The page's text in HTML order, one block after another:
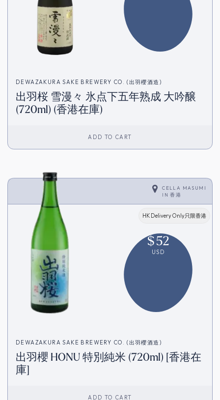
DEWAZAKURA SAKE BREWERY CO. (出羽櫻酒造)
出羽桜 雪漫々 氷点下五年熟成 大吟醸
(720ml) (香港在庫)
ADD TO CART
CELLA MASUMI
IN香港
HK Delivery Only只限香港
$52
USD
DEWAZAKURA SAKE BREWERY CO. (出羽櫻酒造)
出羽櫻 HONU 特別純米 (720ml) [香港在
庫]
ADD TO CART